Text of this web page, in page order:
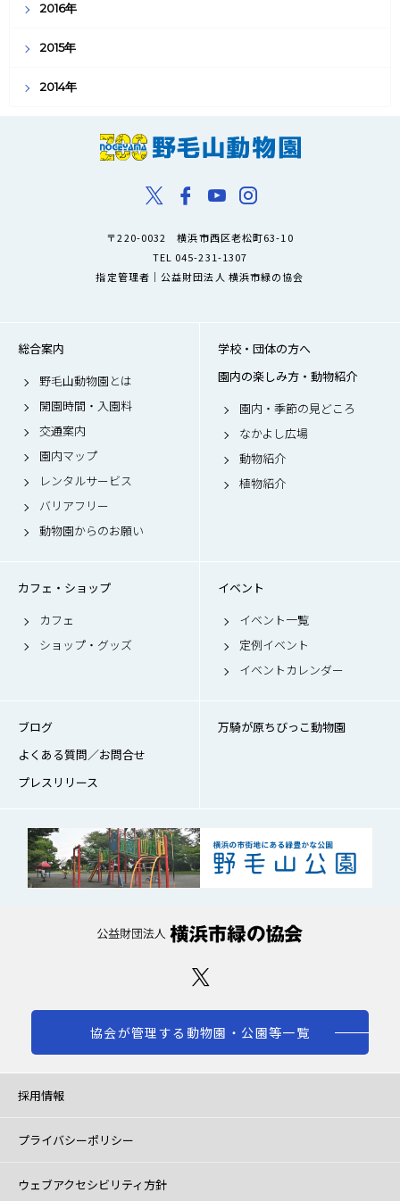
2016年
2015年
2014年
〒220-0032 横浜市西区老松町63-10
TEL 045-231-1307
指定管理者｜公益財団法人 横浜市緑の協会
総合案内
野毛山動物園とは
開園時間・入園料
交通案内
園内マップ
レンタルサービス
バリアフリー
動物園からのお願い
学校・団体の方へ
園内の楽しみ方・動物紹介
園内・季節の見どころ
なかよし広場
動物紹介
植物紹介
カフェ・ショップ
カフェ
ショップ・グッズ
イベント
イベント一覧
定例イベント
イベントカレンダー
ブログ
よくある質問／お問合せ
プレスリリース
万騎が原ちびっこ動物園
協会が管理する動物園・公園等一覧
採用情報
プライバシーポリシー
ウェブアクセシビリティ方針